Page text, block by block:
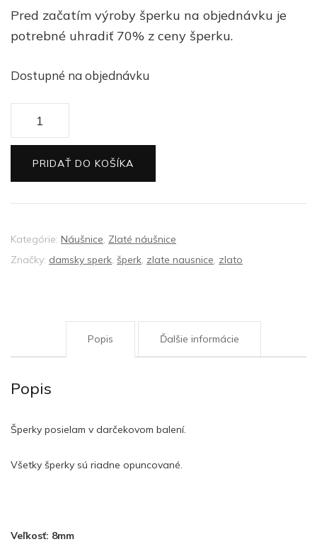
Pred začatím výroby šperku na objednávku je
potrebné uhradiť 70% z ceny šperku.
Dostupné na objednávku
množstvo
Zlaté
PRIDAŤ DO KOŠÍKA
Kategórie: Náušnice, Zlaté náušnice
Značky: damsky sperk, šperk, zlate nausnice, zlato
Popis Ďalšie informácie
Popis
Šperky posielam v darčekovom balení.
Všetky šperky sú riadne opuncované.
Veľkosť: 8mm